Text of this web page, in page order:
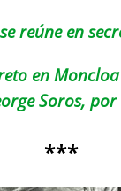
reúne en
en
Soros, por
***